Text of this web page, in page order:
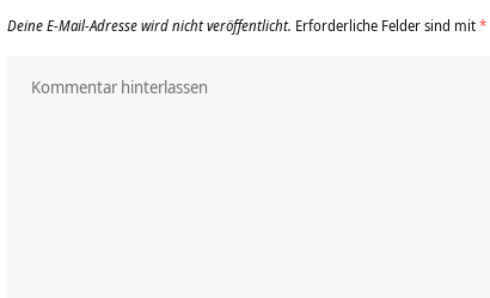
Deine E-Mail-Adresse wird nicht veröffentlicht. Erforderliche Felder sind mit*